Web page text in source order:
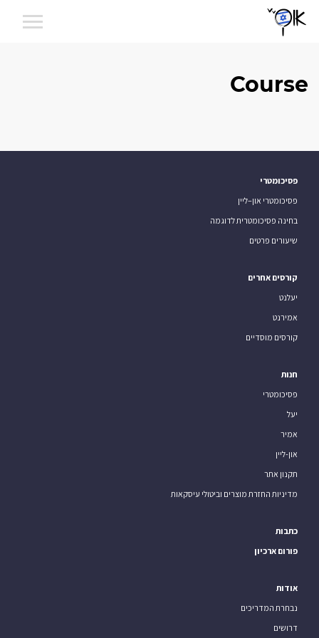
Course
פסיכומטרי
פסיכומטרי און–ליין
בחינה פסיכומטרית לדוגמה
שיעורים פרטים
קורסים אחרים
יעלנט
אמירנט
קורסים מוסדיים
חנות
פסיכומטרי
יעל
אמיר
און-ליין
תקנון אתר
מדיניות החזרת מוצרים וביטולי עיסקאות
כתבות
פורום ארכיון
אודות
נבחרת המדריכים
דרושים